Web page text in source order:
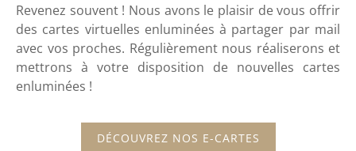
Revenez souvent ! Nous avons le plaisir devous offrir
des cartes virtuelles enluminées à partager par mail
avec vos proches. Régulièrement nous réaliserons et
mettrons à votre disposition de nouvelles cartes
enluminées !
DÉCOUVREZ NOS E-CARTES